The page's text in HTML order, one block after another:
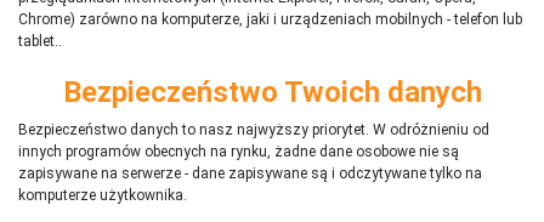
Chrome) zarówno na komputerze, jaki i urządzeniach mobilnych - telefon lub
tablet..
Bezpieczeństwo Twoich danych
Bezpieczeństwo danych to nasz najwyższy priorytet. W odróżnieniu od
innych programów obecnych na rynku, żadne dane osobowe nie są
zapisywane na serwerze - dane zapisywane są i odczytywane tylko na
komputerze użytkownika.